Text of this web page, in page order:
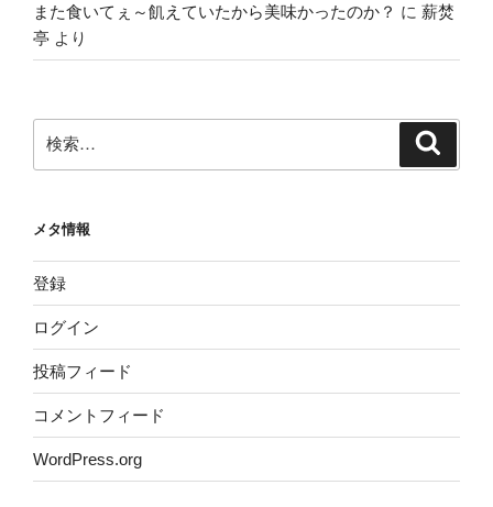
また食いてぇ～飢えていたから美味かったのか？ に 薪焚
亭 より
索:
メタ情報
登録
ログイン
投稿フィード
コメントフィード
WordPress.org